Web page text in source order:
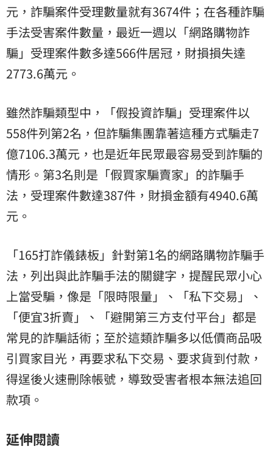
元，詐騙案件受理數量就有3674件；在各種詐騙
手法受害案件數量，最近一週以「網路購物詐
騙」受理案件數多達566件居冠，財損損失達
2773.6萬元。
雖然詐騙類型中，「假投資詐騙」受理案件以
558件列第2名，但詐騙集團靠著這種方式騙走7
億7106.3萬元，也是近年民眾最容易受到詐騙的
情形。第3名則是「假買家騙賣家」的詐騙手
法，受理案件數達387件，財損金額有4940.6萬
元。
「165打詐儀錶板」針對第1名的網路購物詐騙手
法，列出與此詐騙手法的關鍵字，提醒民眾小心
上當受騙，像是「限時限量」、「私下交易」、
「便宜3折賣」、「避開第三方支付平台」都是
常見的詐騙話術；至於這類詐騙多以低價商品吸
引買家目光，再要求私下交易、要求貨到付款，
得逞後火速刪除帳號，導致受害者根本無法追回
款項。
延伸閱讀